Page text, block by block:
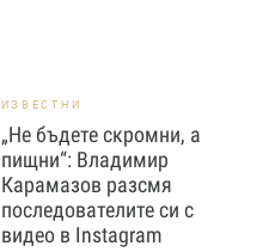
ИЗВЕСТНИ
„Не бъдете скромни, а
пищни“: Владимир
Карамазов разсмя
последователите си с
видео в Instagram